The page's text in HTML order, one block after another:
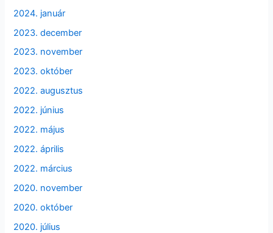
2024. január
2023. december
2023. november
2023. október
2022. augusztus
2022. június
2022. május
2022. április
2022. március
2020. november
2020. október
2020. július